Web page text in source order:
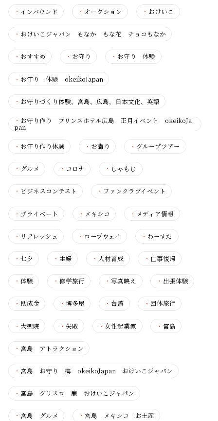
・ インバウンド ・ オークション ・ おけいこ
・ おけいこジャパン もなか もな花 チョコもなか
・ おすすめ ・ お守り ・ お守り 体験
・ お守り 体験 okeikoJapan
・ お守りづくり体験、宮島、広島，日本文化、英語
・ お守り作り プリンスホテル広島 正月イベント okeikoJa
pan
・ お守り作り体験 ・ お詣り ・ グループツアー
・ グルメ ・ コロナ ・ しゃもじ
・ ビジネスコンテスト ・ ファンクラブイベント
・ プライベート ・ メキシコ ・ メディア情報
・ リフレッシュ ・ ロープウェイ ・ わーすた
・ 七夕 ・主婦 ・ 人材育成 ・ 仕事復帰
・ 体験 ・修学旅行 ・写真映え ・ 出張体験
・ 助成金 ・博多屋 ・ 台湾 ・ 団体旅行
・ 大聖院 ・失敗 ・女性起業家 ・ 宮島
・ 宮島 アトラクション
・ 宮島 お守り 梅 okeikoJapan おけいこジャパン
・ 宮島 グリスロ 鹿 おけいこジャパン
・ 宮島 グルメ ・ 宮島 メキシコ お土産